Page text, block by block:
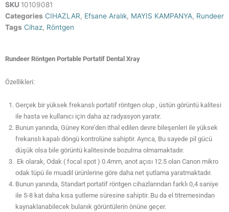
SKU 10109081
Categories CIHAZLAR, Efsane Aralık, MAYIS KAMPANYA, Rundeer
Tags Cihaz, Röntgen
Rundeer Röntgen Portable Portatif Dental Xray
Özellikleri:
Gerçek bir yüksek frekanslı portatif röntgen olup , üstün görüntü kalitesi
ile hasta ve kullanıcı için daha az radyasyon yaratır.
Bunun yanında, Güney Kore’den ithal edilen devre bileşenleri ile yüksek
frekanslı kapalı döngü kontrolüne sahiptir. Ayrıca, Bu sayede pil gücü
düşük olsa bile görüntü kalitesinde bozulma olmamaktadır.
Ek olarak, Odak ( focal spot ) 0.4mm, anot açısı 12.5 olan Canon mikro
odak tüpü ile muadil ürünlerine göre daha net şutlama yaratmaktadır.
Bunun yanında, Standart portatif röntgen cihazlarından farklı 0,4 saniye
ile 5-8 kat daha kısa şutleme süresine sahiptir. Bu da el titremesindan
kaynaklanabilecek bulanık görüntülerin önüne geçer.